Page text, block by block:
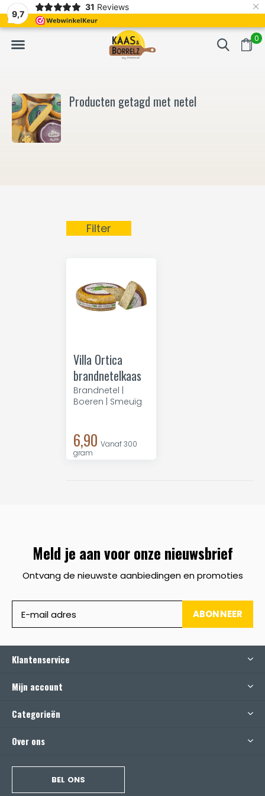
9,7
31 Reviews ×
0
Vers van het mes en gevacumeerd Vaak volgende
Producten getagd met netel
Filter
Villa Ortica
brandnetelkaas
Brandnetel |
Boeren | Smeuïg
6,90 Vanaf 300
gram
Meld je aan voor onze nieuwsbrief
Ontvang de nieuwste aanbiedingen en promoties
ABONNEER
Klantenservice
Mijn account
Categorieën
Over ons
BEL ONS